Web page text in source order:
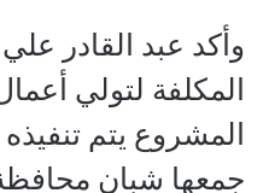
وأكد عبد القادر
المكلفة لتولي
المشروع يتم
جمعها شبان